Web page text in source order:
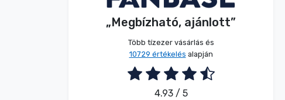
„Megbízható, ajánlott”
Több tízezer vásárlás és
10729 értékelés alapján
4.93 / 5
2026. 08. 06.